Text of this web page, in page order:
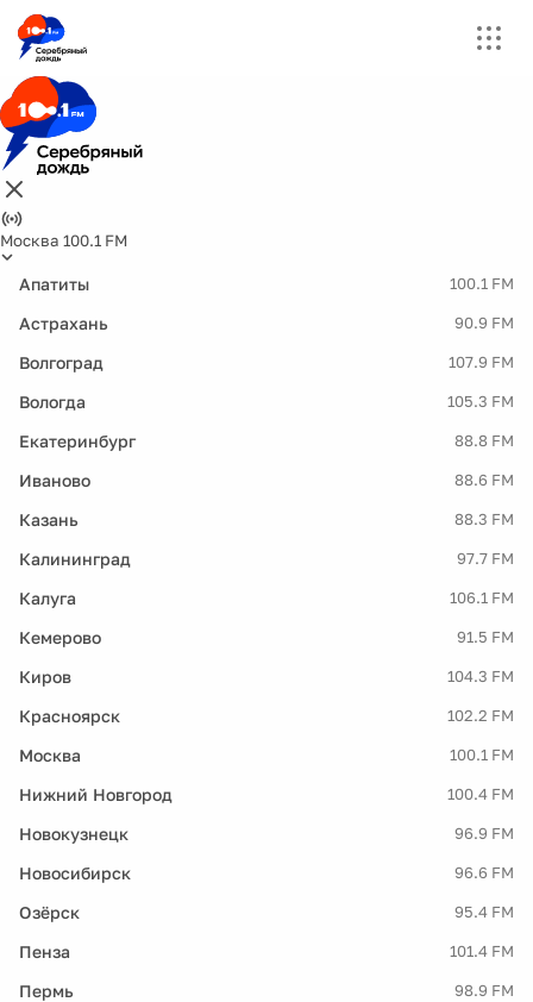
Москва 100.1 FM
Апатиты 100.1 FM
Астрахань 90.9 FM
Волгоград 107.9 FM
Вологда 105.3 FM
Екатеринбург 88.8 FM
Иваново 88.6 FM
Казань 88.3 FM
Калининград 97.7 FM
Калуга 106.1 FM
Кемерово 91.5 FM
Киров 104.3 FM
Красноярск 102.2 FM
Москва 100.1 FM
Нижний Новгород 100.4 FM
Новокузнецк 96.9 FM
Новосибирск 96.6 FM
Озёрск 95.4 FM
Пенза 101.4 FM
Пермь 98.9 FM